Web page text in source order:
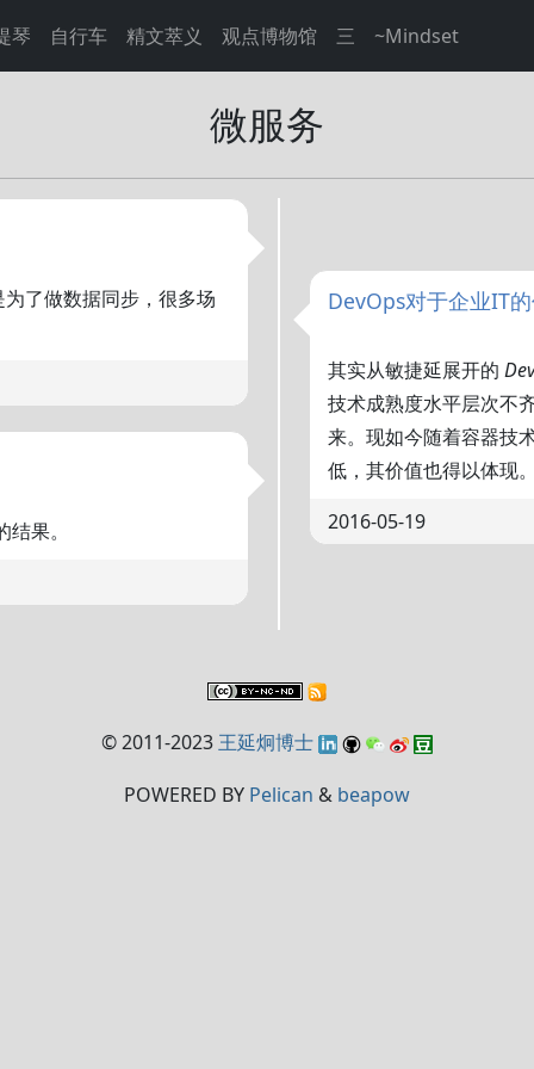
琴 自行车 精文萃义 观点博物馆 三 ~Mindset
微服务
了做数据同步，很多场 DevOps对于企业IT
其实从敏捷延展开的
技术成熟度水平层次不
来。现如今随着容器技
低，其价值也得以体现
2016-05-19
果。
© 2011-2023 王延炯博士
POWERED BY Pelican & beapow